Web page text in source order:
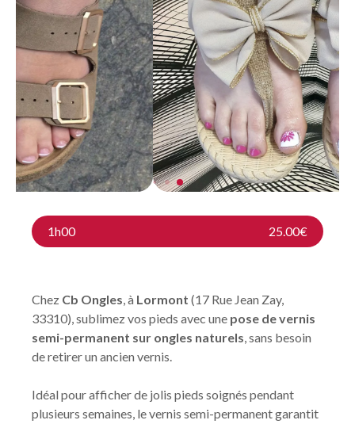
1h00 25.00€
Chez Cb Ongles, à Lormont (17 Rue Jean Zay,
33310), sublimez vos pieds avec une pose de vernis
semi-permanent sur ongles naturels, sans besoin
de retirer un ancien vernis.
Idéal pour afficher de jolis pieds soignés pendant
plusieurs semaines, le vernis semi-permanent garantit